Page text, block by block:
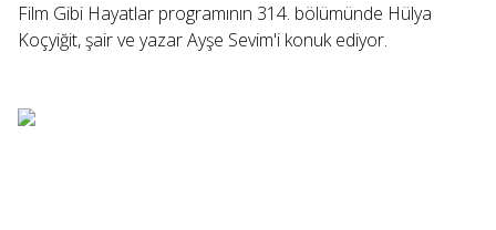
Film Gibi Hayatlar programının 314. bölümünde Hülya
Koçyiğit, şair ve yazar Ayşe Sevim'i konuk ediyor.